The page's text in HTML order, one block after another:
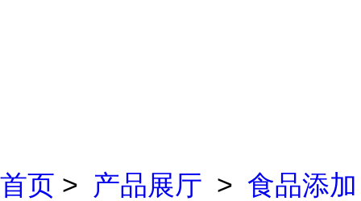
首页 > 产品展厅 > 食品添加